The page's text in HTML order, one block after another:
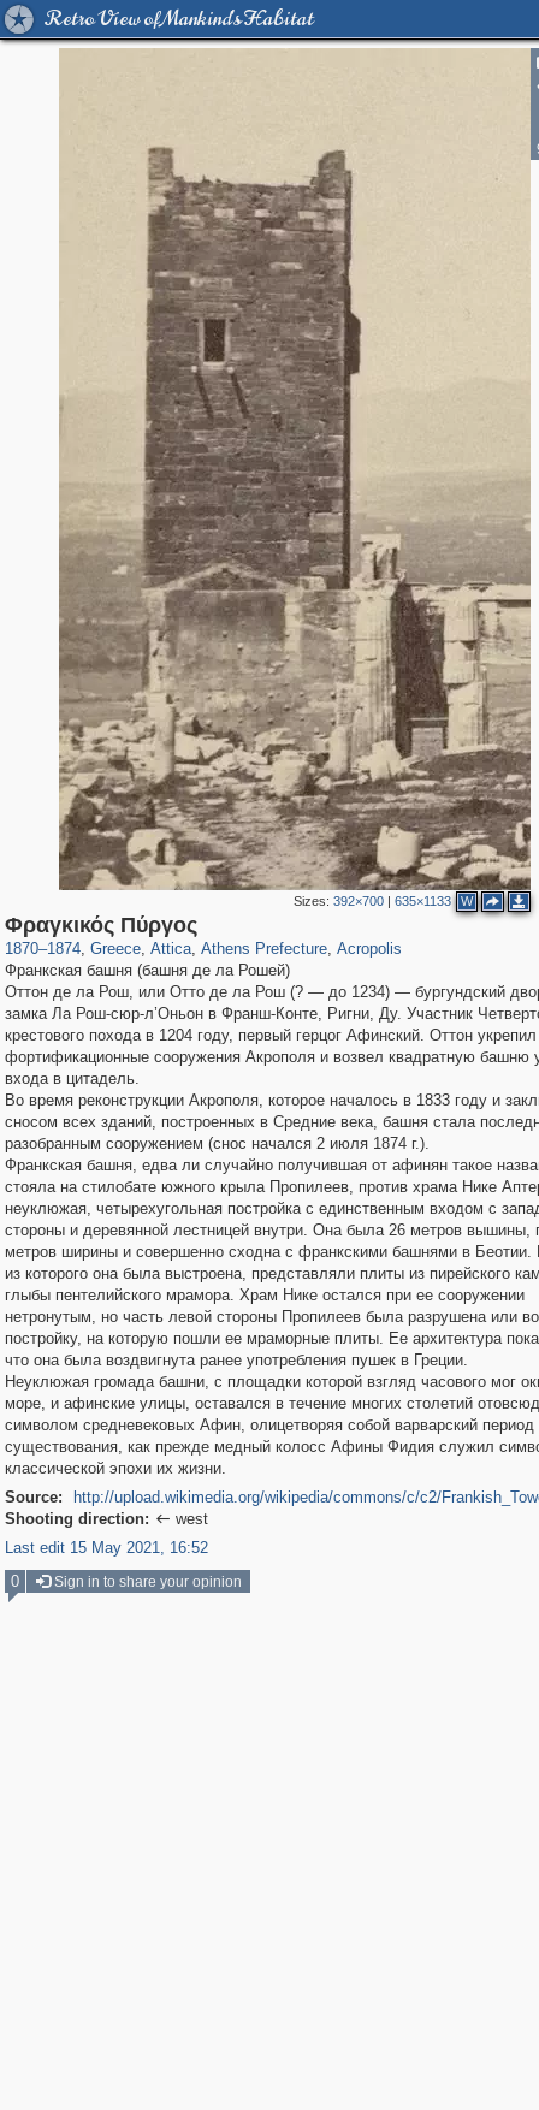
Retro View of Mankind's Habitat
Sizes:392×700 |635×1133 W
Φραγκικός Πύργος
1870–1874, Greece
1,673 20
, Attica
977 14
, Athens Prefecture, Acropolis
Франкская башня (башня де ла Рошей)
Оттон де ла Рош, или Отто де ла Рош (? — до 1234) — бургундский
замка Ла Рош-сюр-л’Оньон в Франш-Конте, Ригни, Ду. Участник
крестового похода в 1204 году, первый герцог Афинский. Оттон укрепил
фортификационные сооружения Акрополя и возвел квадратную башню
входа в цитадель.
Во время реконструкции Акрополя, которое началось в 1833 году и
сносом всех зданий, построенных в Средние века, башня стала
разобранным сооружением (снос начался 2 июля 1874 г.).
Франкская башня, едва ли случайно получившая от афинян такое
стояла на стилобате южного крыла Пропилеев, против храма Нике
неуклюжая, четырехугольная постройка с единственным входом с
стороны и деревянной лестницей внутри. Она была 26 метров вышины,
метров ширины и совершенно сходна с франкскими башнями в Беотии.
из которого она была выстроена, представляли плиты из пирейского
глыбы пентелийского мрамора. Храм Нике остался при ее сооружении
нетронутым, но часть левой стороны Пропилеев была разрушена или
постройку, на которую пошли ее мраморные плиты. Ее архитектура
что она была воздвигнута ранее употребления пушек в Греции.
Неуклюжая громада башни, с площадки которой взгляд часового мог
море, и афинские улицы, оставался в течение многих столетий
символом средневековых Афин, олицетворяя собой варварский период
существования, как прежде медный колосс Афины Фидия служил
классической эпохи их жизни.
Source:
http://upload.wikimedia.org/wikipedia/commons/c/c2/
Shooting direction:  west
Last edit 15 May 2021, 16:52
0
Sign in to share your opinion